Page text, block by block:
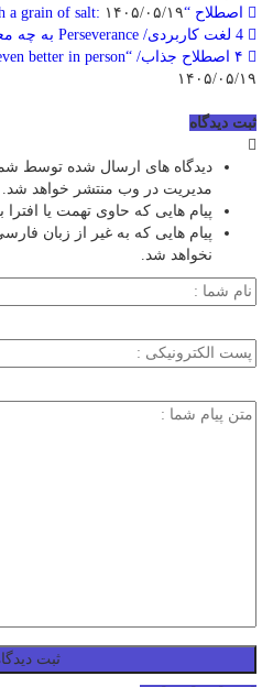
اصطلاح “Take something with a grain of salt:۱۴۰۵/۰۵/۱۹
۱۴۰۵/۰۵/۱۹
ثبت دیدگاه
دیدگاه های ارسال شده توسط
مدیریت در وب منتشر خواهد شد.
پیام هایی که حاوی تهمت یا
پیام هایی که به غیر از زبان
نخواهد شد.